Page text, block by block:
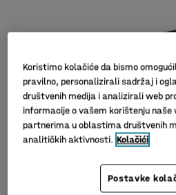
Koristimo kolačiće da bismo
pravilno, personalizirali sadržaj i
društvenih medija i analizirali web
informacije o vašem korištenju naše
partnerima u oblastima društvenih
analitičkih aktivnosti. Kolačići
Postavke